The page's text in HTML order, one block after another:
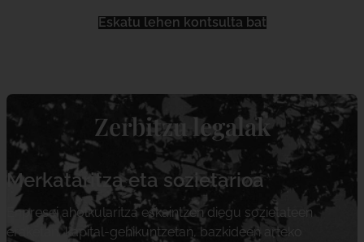
Eskatu lehen kontsulta bat
Zerbitzu legalak
Merkataritza eta sozietarioa
Enpresei aholkularitza eskaintzen diegu sozietateen
eraketan, kapital-gehikuntzetan, bazkideen arteko